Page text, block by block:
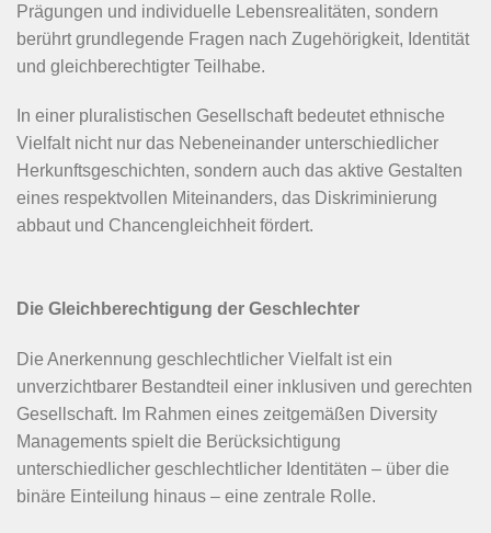
Prägungen und individuelle Lebensrealitäten, sondern
berührt grundlegende Fragen nach Zugehörigkeit, Identität
und gleichberechtigter Teilhabe.
In einer pluralistischen Gesellschaft bedeutet ethnische
Vielfalt nicht nur das Nebeneinander unterschiedlicher
Herkunftsgeschichten, sondern auch das aktive Gestalten
eines respektvollen Miteinanders, das Diskriminierung
abbaut und Chancengleichheit fördert.
Die Gleichberechtigung der Geschlechter
Die Anerkennung geschlechtlicher Vielfalt ist ein
unverzichtbarer Bestandteil einer inklusiven und gerechten
Gesellschaft. Im Rahmen eines zeitgemäßen Diversity
Managements spielt die Berücksichtigung
unterschiedlicher geschlechtlicher Identitäten – über die
binäre Einteilung hinaus – eine zentrale Rolle.